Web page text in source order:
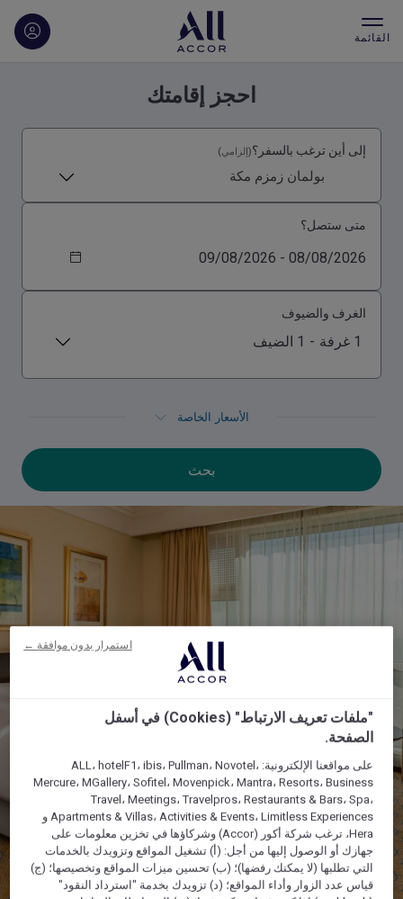
القائمة
احجز إقامتك
إلى أين ترغب بالسفر؟(إلزامي)
بولمان زمزم مكة
متى ستصل؟
الغرف والضيوف
1 غرفة - 1 الضيف
الأسعار الخاصة
"ملفات تعريف الارتباط" (Cookies) في أسفل
الصفحة.
على مواقعنا الإلكترونية: ALL، hotelF1، ibis، Pullman، Novotel،
Mercure، MGallery، Sofitel، Movenpick، Mantra، Resorts، Business
Travel، Meetings، Travelpros، Restaurants & Bars، Spa،
Apartments & Villas، Activities & Events، Limitless Experiences و
Hera، ترغب شركة أكور (Accor) وشركاؤها في تخزين معلومات على
جهازك أو الوصول إليها من أجل: (أ) تشغيل المواقع وتزويدك بالخدمات
التي تطلبها (لا يمكنك رفضها)؛ (ب) تحسين ميزات المواقع وتخصيصها؛ (ج)
قياس عدد الزوار وأداء المواقع؛ (د) تزويدك بخدمة "استرداد النقود"
استمرار بدون موافقة ←